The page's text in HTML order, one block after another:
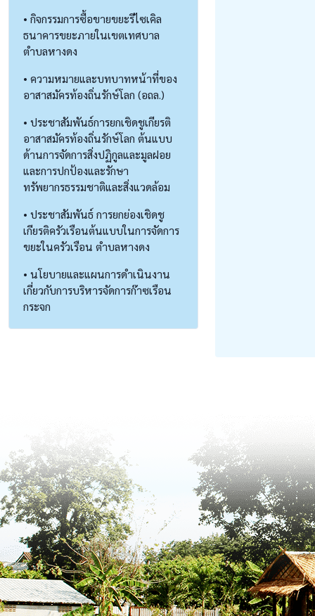
• กิจกรรมการซื้อขายขยะรีไซเคิล
ธนาคารขยะภายในเขตเทศบาล
ตำบลหางดง
• ความหมายและบทบาทหน้าที่ของ
อาสาสมัครท้องถิ่นรักษ์โลก (อถล.)
• ประชาสัมพันธ์การยกเชิดชูเกียรติ
อาสาสมัครท้องถิ่นรักษ์โลก ต้นแบบ
ด้านการจัดการสิ่งปฏิกูลและมูลฝอย
และการปกป้องและรักษา
ทรัพยากรธรรมชาติและสิ่งแวดล้อม
• ประชาสัมพันธ์ การยกย่องเชิดชู
เกียรติครัวเรือนต้นแบบในการจัดการ
ขยะในครัวเรือน ตำบลหางดง
• นโยบายและแผนการดำเนินงาน
เกี่ยวกับการบริหารจัดการก๊าซเรือน
กระจก